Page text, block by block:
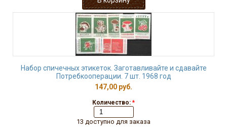
Набор спичечных этикеток. Заготавливайте и сдавайте
Потребкооперации. 7 шт. 1968 год
147,00 руб.
Количество: *
13 доступно для заказа